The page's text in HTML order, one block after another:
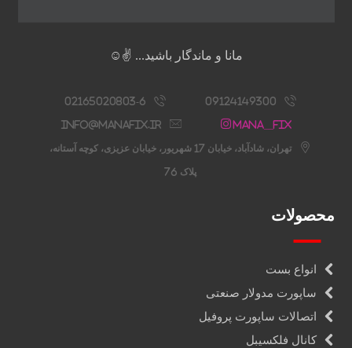
مانا و ماندگار باشید... ✌️☺️
09124149300
02165020803-6
Mana__fix
info@manafix.ir
تهران، شادآباد، خیابان 17 شهریور، خیابان عزیزی، کوچه آستانه،
پلاک 76
محصولات
انواع بست
ساپورت مدولار صنعتی
اتصالات ساپورت پروفیل
کانال فلکسیبل